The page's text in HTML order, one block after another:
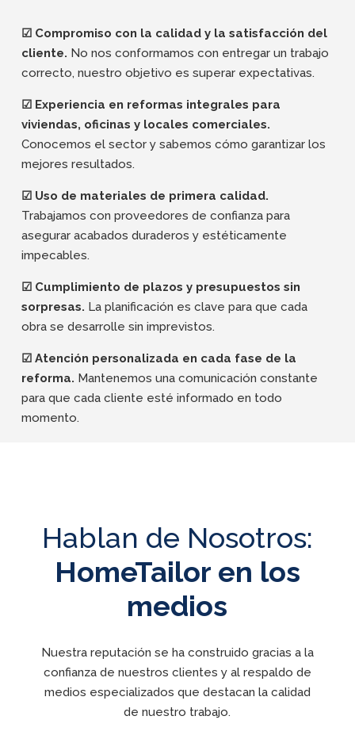
☑ Compromiso con la calidad y la satisfacción del
cliente. No nos conformamos con entregar un trabajo
correcto, nuestro objetivo es superar expectativas.
☑ Experiencia en reformas integrales para
viviendas, oficinas y locales comerciales.
Conocemos el sector y sabemos cómo garantizar los
mejores resultados.
☑ Uso de materiales de primera calidad.
Trabajamos con proveedores de confianza para
asegurar acabados duraderos y estéticamente
impecables.
☑ Cumplimiento de plazos y presupuestos sin
sorpresas. La planificación es clave para que cada
obra se desarrolle sin imprevistos.
☑ Atención personalizada en cada fase de la
reforma. Mantenemos una comunicación constante
para que cada cliente esté informado en todo
momento.
Hablan de Nosotros:
HomeTailor en los
medios
Nuestra reputación se ha construido gracias a la
confianza de nuestros clientes y al respaldo de
medios especializados que destacan la calidad
de nuestro trabajo.